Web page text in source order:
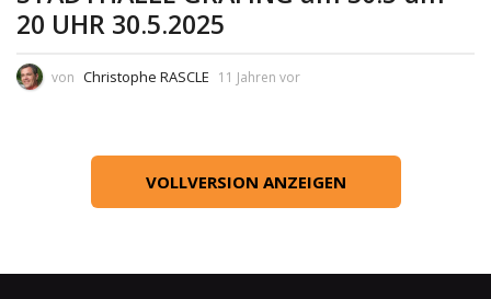
20 UHR 30.5.2025
von Christophe RASCLE 11 Jahren vor
VOLLVERSION ANZEIGEN